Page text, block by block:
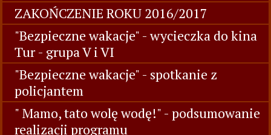
ZAKOŃCZENIE ROKU 2016/2017
"Bezpieczne wakacje" - wycieczka do kina
Tur - grupa V i VI
"Bezpieczne wakacje" - spotkanie z
policjantem
" Mamo, tato wolę wodę!" - podsumowanie
realizacji programu